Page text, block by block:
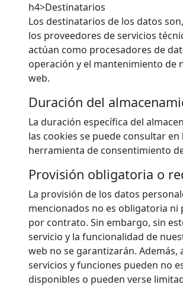
h4>Destinatarios
Los destinatarios de los datos
los proveedores de servicios
actúan como procesadores de
operación y el mantenimiento de
web.
Duración del
La duración específica del
las cookies se puede consultar en
herramienta de consentimiento
Provisión obligatoria o
La provisión de los datos
mencionados no es obligatoria ni
por contrato. Sin embargo, sin
servicio y la funcionalidad de
web no se garantizarán. Además,
servicios y funciones pueden no
disponibles o pueden verse